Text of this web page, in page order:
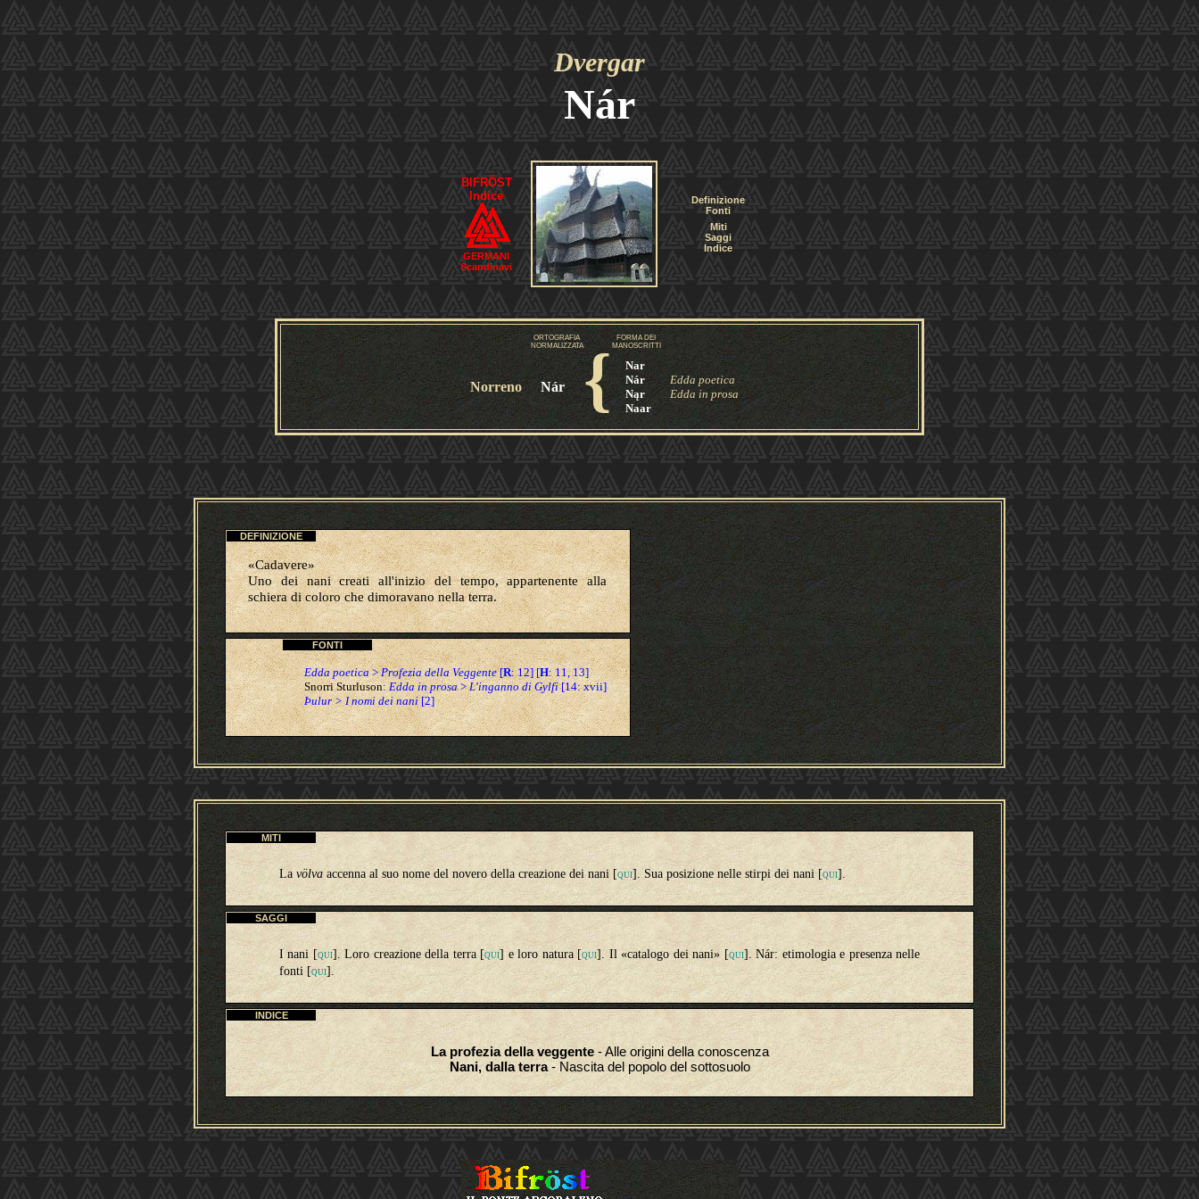
Dvergar
Nár
BIFRÖST
Indice
GERMANI
Scandinavi
Definizione
Fonti
Miti
Saggi
Indice
ORTOGRAFIA
NORMALIZZATA{
FORMA DEI
MANOSCRITTI
Norreno Nár
Nar
Nár
Nąr
Naar
Edda poetica
Edda in prosa
DEFINIZIONE
«Cadavere»
Uno dei nani creati all'inizio del tempo, appartenente alla
schiera di coloro che dimoravano nella terra.
FONTI
Edda poetica>Profezia della Veggente[R: 12] [H: 11, 13]
Snorri Sturluson:Edda in prosa>L'inganno di Gylfi[14: xvii]
Þulur > I nomi dei nani[2]
MITI
La völva accenna al suo nome del novero della creazione dei nani [QUI]. Sua posizione nelle stirpi dei nani [QUI].
SAGGI
I nani [QUI]. Loro creazione della terra [QUI] e loro natura [QUI]. Il «catalogo dei nani» [QUI]. Nár: etimologia e presenza nelle
fonti [QUI] .
INDICE
La profezia della veggente- Alle origini della conoscenza
Nani, dalla terra- Nascita del popolo del sottosuolo